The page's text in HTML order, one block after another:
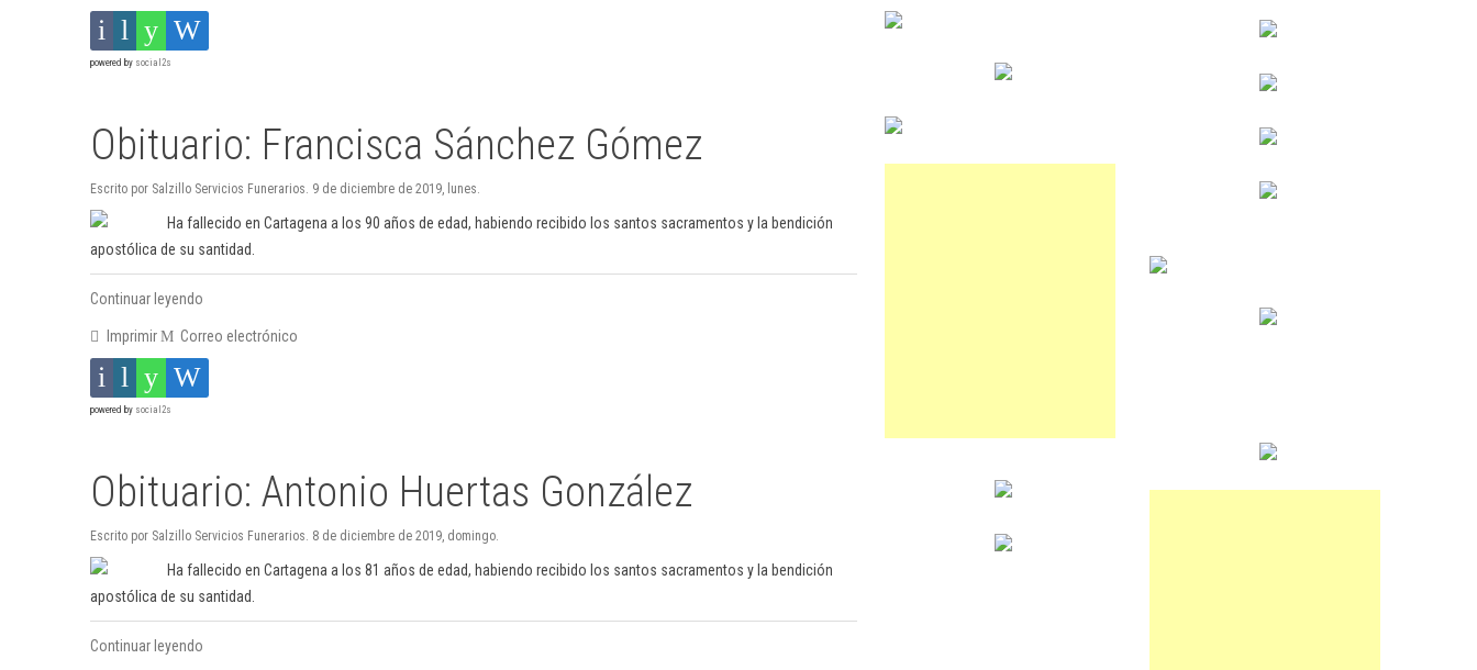
powered by social2s
Obituario: Francisca Sánchez Gómez
Escrito por Salzillo Servicios Funerarios. 9 de diciembre de 2019, lunes.
Ha fallecido en Cartagena a los 90 años de edad, habiendo recibido los santos sacramentos y la bendición
apostólica de su santidad.
Continuar leyendo
Imprimir Correo electrónico
powered by social2s
Obituario: Antonio Huertas González
Escrito por Salzillo Servicios Funerarios. 8 de diciembre de 2019, domingo.
Ha fallecido en Cartagena a los 81 años de edad, habiendo recibido los santos sacramentos y la bendición
apostólica de su santidad.
Continuar leyendo